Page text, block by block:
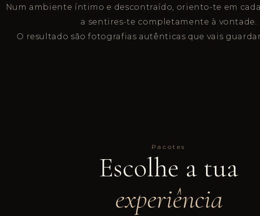
Num ambiente íntimo e descontraído, oriento-te em
a sentires-te completamente à vontade.
O resultado são fotografias autênticas que vais
Pacotes
Escolhe a tua
experiência